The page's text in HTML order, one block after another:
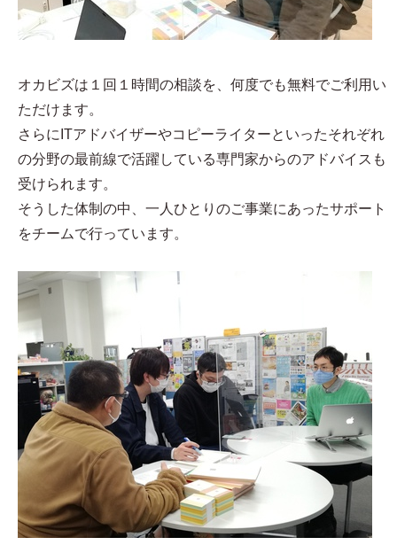
オカビズは１回１時間の相談を、何度でも無料でご利用い
ただけます。
さらにITアドバイザーやコピーライターといったそれぞれ
の分野の最前線で活躍している専門家からのアドバイスも
受けられます。
そうした体制の中、一人ひとりのご事業にあったサポート
をチームで行っています。